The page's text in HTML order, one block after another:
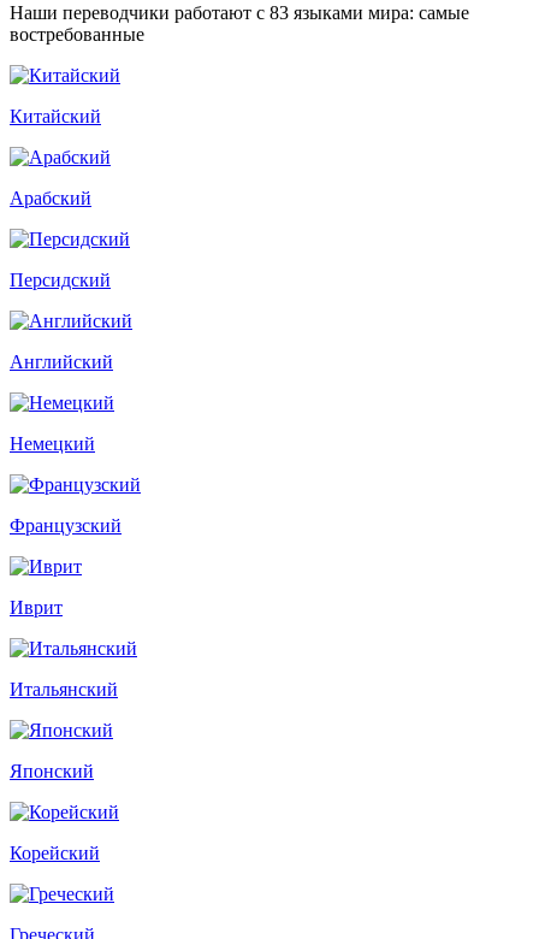
Наши переводчики работают с 83 языками мира: самые
востребованные
Китайский
Арабский
Персидский
Английский
Немецкий
Французский
Иврит
Итальянский
Японский
Корейский
Греческий